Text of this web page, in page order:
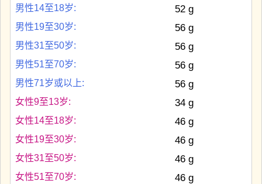
男性14至18岁: 52 g
男性19至30岁: 56 g
男性31至50岁: 56 g
男性51至70岁: 56 g
男性71岁或以上: 56 g
女性9至13岁: 34 g
女性14至18岁: 46 g
女性19至30岁: 46 g
女性31至50岁: 46 g
女性51至70岁: 46 g